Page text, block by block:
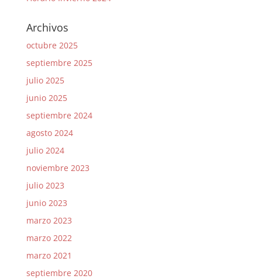
Archivos
octubre 2025
septiembre 2025
julio 2025
junio 2025
septiembre 2024
agosto 2024
julio 2024
noviembre 2023
julio 2023
junio 2023
marzo 2023
marzo 2022
marzo 2021
septiembre 2020